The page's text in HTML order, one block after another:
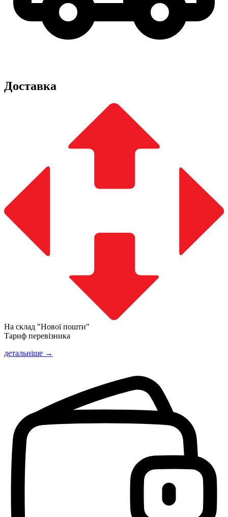
Доставка
На склад "Нової пошти"
Тариф перевізника
детальніше →